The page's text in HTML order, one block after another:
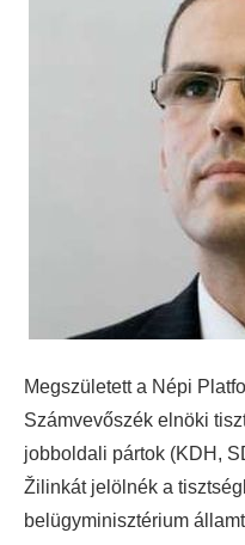
Megszületett a Népi
Számvevőszék elnöki
jobboldali pártok (KDH,
Žilinkát jelölnék a
belügyminisztérium